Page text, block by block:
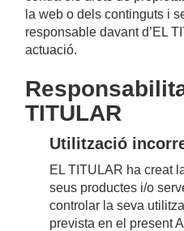
la web o dels continguts i
responsable davant d’EL
actuació.
TITULAR
Utilització
EL TITULAR ha creat
seus productes i/o
controlar la seva
prevista en el present